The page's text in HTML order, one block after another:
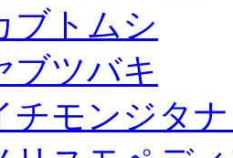
ブトムシ
ブツバキ
チモンジタ